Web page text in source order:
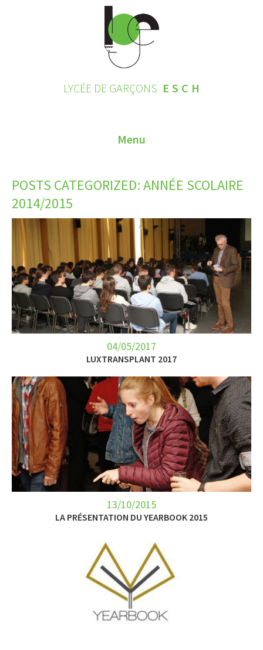
LYCÉE DE GARÇONS ESCH
Menu
CONTACT
INSCRIPTIONS 2026
LE LYCÉE
LET’S GO SCIENCE
ACTUALITÉ
AGENDA
SERVICES
APPRENTISSAGE
APPLIS
POSTS CATEGORIZED:ANNÉE SCOLAIRE
2014/2015
04/05/2017
LUXTRANSPLANT 2017
13/10/2015
LA PRÉSENTATION DU YEARBOOK 2015